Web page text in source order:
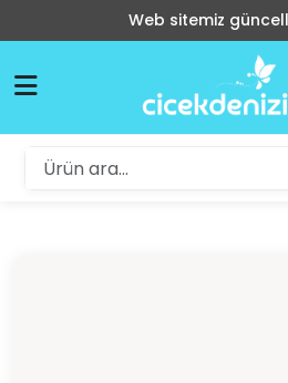
Web sitemiz